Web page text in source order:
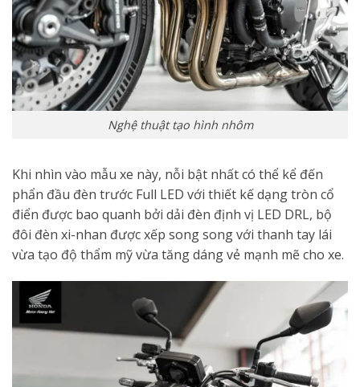
Nghệ thuật tạo hình nhôm
Khi nhìn vào mẫu xe này, nỗi bật nhất có thể kể đến
phẩn đầu đèn trước Full LED với thiết kế dạng tròn cổ
điển được bao quanh bởi dải đèn định vị LED DRL, bộ
đôi đèn xi-nhan được xếp song song với thanh tay lái
vừa tạo độ thẩm mỹ vừa tăng dáng vẻ mạnh mẽ cho xe.